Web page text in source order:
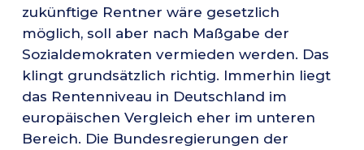
zukünftige Rentner wäre gesetzlich
möglich, soll aber nach Maßgabe der
Sozialdemokraten vermieden werden. Das
klingt grundsätzlich richtig. Immerhin liegt
das Rentenniveau in Deutschland im
europäischen Vergleich eher im unteren
Bereich. Die Bundesregierungen der